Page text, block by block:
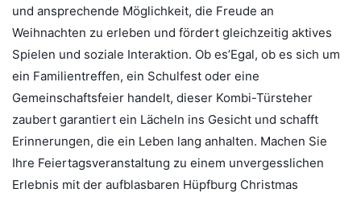
und ansprechende Möglichkeit, die Freude an
Weihnachten zu erleben und fördert gleichzeitig aktives
Spielen und soziale Interaktion. Ob es’Egal, ob es sich um
ein Familientreffen, ein Schulfest oder eine
Gemeinschaftsfeier handelt, dieser Kombi-Türsteher
zaubert garantiert ein Lächeln ins Gesicht und schafft
Erinnerungen, die ein Leben lang anhalten. Machen Sie
Ihre Feiertagsveranstaltung zu einem unvergesslichen
Erlebnis mit der aufblasbaren Hüpfburg Christmas